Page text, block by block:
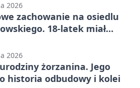
2026
zachowanie na osiedlu
18-latek miał
2026
żorzanina. Jego
historia odbudowy i kolei